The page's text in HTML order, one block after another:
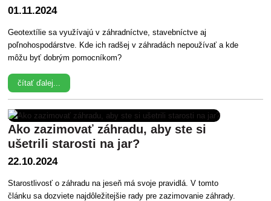
01.11.2024
Geotextílie sa využívajú v záhradníctve, stavebníctve aj
poľnohospodárstve. Kde ich radšej v záhradách nepoužívať a kde
môžu byť dobrým pomocníkom?
čítať ďalej...
Ako zazimovať záhradu, aby ste si
ušetrili starosti na jar?
22.10.2024
Starostlivosť o záhradu na jeseň má svoje pravidlá. V tomto
článku sa dozviete najdôležitejšie rady pre zazimovanie záhrady.